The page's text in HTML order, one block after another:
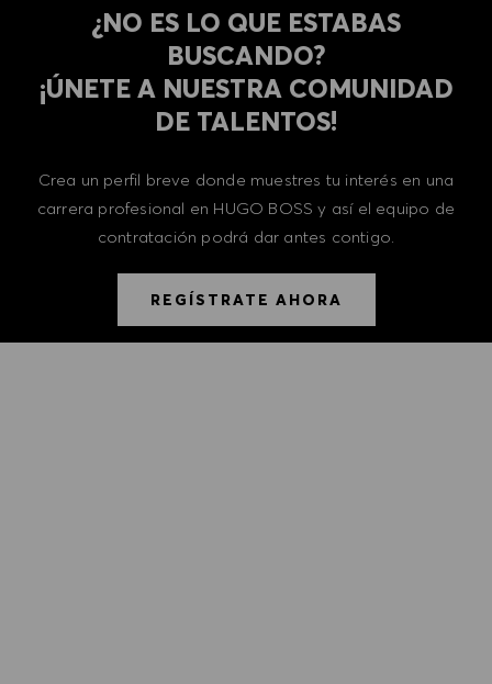
¿NO ES LO QUE ESTABAS
BUSCANDO?
​​​​​​​¡ÚNETE A NUESTRA COMUNIDAD
DE TALENTOS!
Crea un perfil breve donde muestres tu interés en una
carrera profesional en HUGO BOSS y así el equipo de
contratación podrá dar antes contigo.
REGÍSTRATE AHORA